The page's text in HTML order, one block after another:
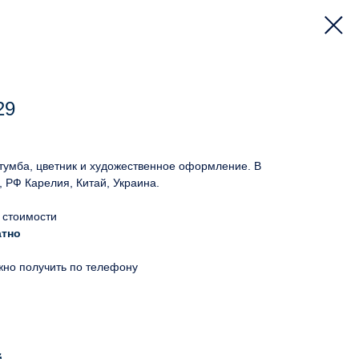
цветник и художественное оформление. В
Карелия, Китай, Украина.
получить по телефону